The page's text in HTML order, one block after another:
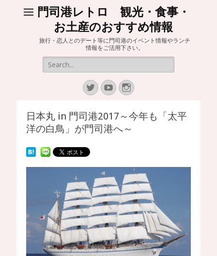
門司港レトロ 観光・食事・
お土産のおすすめ情報
旅行・恋人とのデート等に門司港のイベント情報やランチ
情報をご活用下さい。
Search
for:
TwitterYouTubeInstagram
日本丸 in 門司港2017～今年も「太平
洋の白鳥」が門司港へ～